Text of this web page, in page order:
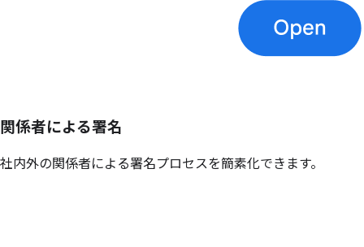
関係者による署名
社内外の関係者による署名プロセスを簡素化できます。